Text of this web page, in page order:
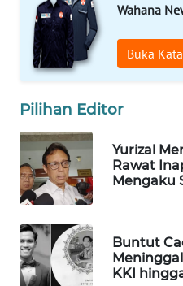
Wahana
Buka
Pilihan Editor
Yurizal
Rawat
Mengaku
Buntut
KKI
WAHANA
SELEB
WAHANA
WAHANA
OTOMOTIF
WAHANA
WAHANA
DESA